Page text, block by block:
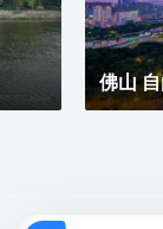
佛山